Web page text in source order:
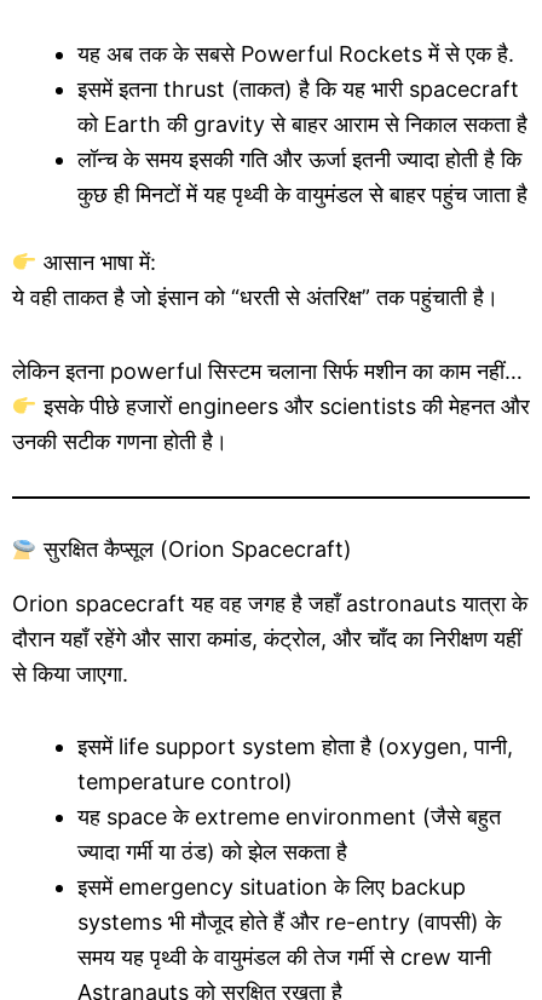
यह अब तक के सबसे Powerful Rockets में से एक है.
इसमें इतना thrust (ताकत) है कि यह भारी spacecraft
को Earth की gravity से बाहर आराम से निकाल सकता है
लॉन्च के समय इसकी गति और ऊर्जा इतनी ज्यादा होती है कि
कुछ ही मिनटों में यह पृथ्वी के वायुमंडल से बाहर पहुंच जाता है
आसान भाषा में:
ये वही ताकत है जो इंसान को “धरती से अंतरिक्ष” तक पहुंचाती है।
लेकिन इतना powerful सिस्टम चलाना सिर्फ मशीन का काम नहीं…
इसके पीछे हजारों engineers और scientists की मेहनत और
उनकी सटीक गणना होती है।
सुरक्षित कैप्सूल (Orion Spacecraft)
Orion spacecraft यह वह जगह है जहाँ astronauts यात्रा के
दौरान यहाँ रहेंगे और सारा कमांड, कंट्रोल, और चाँद का निरीक्षण यहीं
से किया जाएगा.
इसमें life support system होता है (oxygen, पानी,
temperature control)
यह space के extreme environment (जैसे बहुत
ज्यादा गर्मी या ठंड) को झेल सकता है
इसमें emergency situation के लिए backup
systems भी मौजूद होते हैं और re-entry (वापसी) के
समय यह पृथ्वी के वायुमंडल की तेज गर्मी से crew यानी
Astranauts को सुरक्षित रखता है